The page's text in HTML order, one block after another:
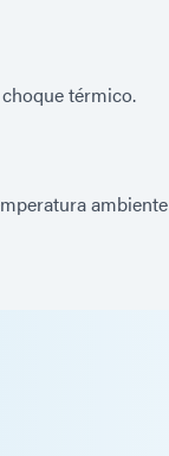
térmico.
ambiente